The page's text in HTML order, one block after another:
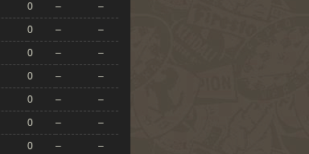
0 – –
0 – –
0 – –
0 – –
0 – –
0 – –
0 – –